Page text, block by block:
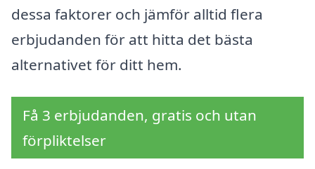
dessa faktorer och jämför alltid flera
erbjudanden för att hitta det bästa
alternativet för ditt hem.
Få 3 erbjudanden, gratis och utan
förpliktelser